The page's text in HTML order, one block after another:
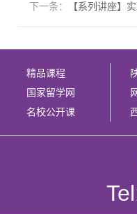
下一条： 【系列讲座】
精品课程
国家留学网
名校公开课